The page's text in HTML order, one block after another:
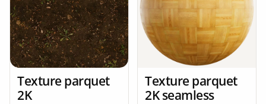
Texture parquet
2K
Texture parquet
2K seamless